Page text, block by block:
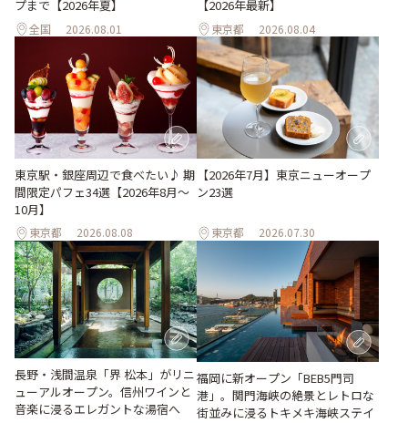
プまで【2026年夏】
全国 2026.08.01
【2026年最新】
東京都 2026.08.04
東京駅・銀座周辺で食べたい♪ 期
間限定パフェ34選【2026年8月～
10月】
東京都 2026.08.08
【2026年7月】東京ニューオープ
ン23選
東京都 2026.07.30
長野・浅間温泉「界 松本」がリニ
ューアルオープン。信州ワインと
音楽に浸るエレガントな湯宿へ
福岡に新オープン「BEB5門司
港」。関門海峡の絶景とレトロな
街並みに浸るトキメキ海峡ステイ